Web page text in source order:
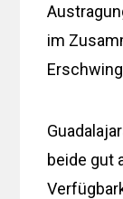
im
beide gut